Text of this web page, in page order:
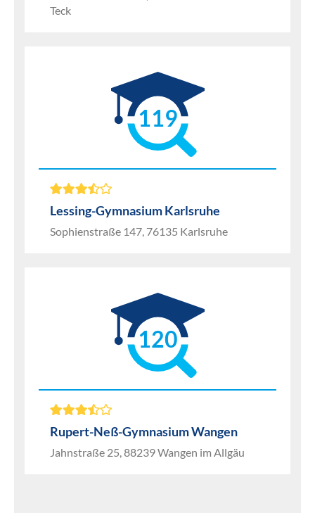
Teck
119
Lessing-Gymnasium Karlsruhe
Sophienstraße 147, 76135 Karlsruhe
120
Rupert-Neß-Gymnasium Wangen
Jahnstraße 25, 88239 Wangen im Allgäu